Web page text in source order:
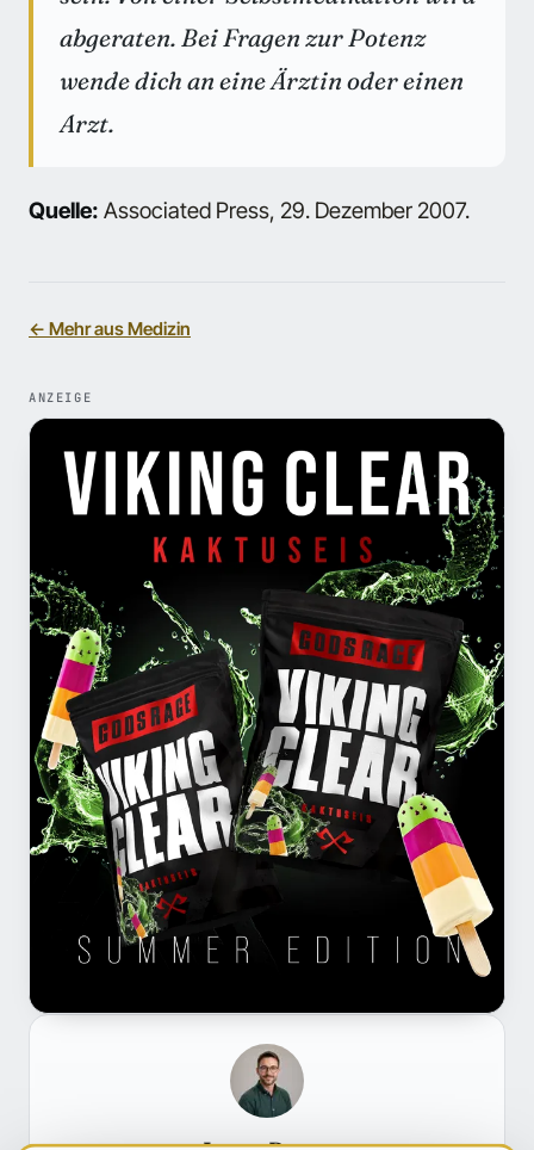
abgeraten. Bei Fragen zur Potenz
wende dich an eine Ärztin oder einen
Arzt.
Quelle: Associated Press, 29. Dezember 2007.
← Mehr aus Medizin
ANZEIGE